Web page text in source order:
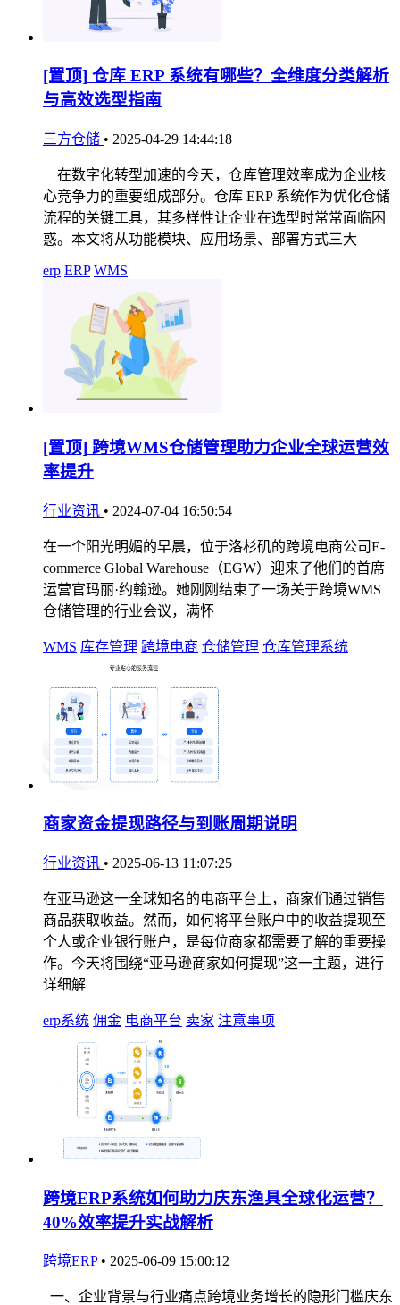
[置顶] 仓库 ERP 系统有哪些？全维度分类解析
与高效选型指南
三方仓储 • 2025-04-29 14:44:18
在数字化转型加速的今天，仓库管理效率成为企业核
心竞争力的重要组成部分。仓库 ERP 系统作为优化仓储
流程的关键工具，其多样性让企业在选型时常常面临困
惑。本文将从功能模块、应用场景、部署方式三大
erp ERP WMS
[置顶] 跨境WMS仓储管理助力企业全球运营效
率提升
行业资讯 • 2024-07-04 16:50:54
在一个阳光明媚的早晨，位于洛杉矶的跨境电商公司E-
commerce Global Warehouse（EGW）迎来了他们的首席
运营官玛丽·约翰逊。她刚刚结束了一场关于跨境WMS
仓储管理的行业会议，满怀
WMS 库存管理 跨境电商 仓储管理 仓库管理系统
商家资金提现路径与到账周期说明
行业资讯 • 2025-06-13 11:07:25
在亚马逊这一全球知名的电商平台上，商家们通过销售
商品获取收益。然而，如何将平台账户中的收益提现至
个人或企业银行账户，是每位商家都需要了解的重要操
作。今天将围绕“亚马逊商家如何提现”这一主题，进行
详细解
erp系统 佣金 电商平台 卖家 注意事项
跨境ERP系统如何助力庆东渔具全球化运营？
40%效率提升实战解析
跨境ERP • 2025-06-09 15:00:12
一、企业背景与行业痛点 ​​跨境业务增长的隐形门槛​​庆东